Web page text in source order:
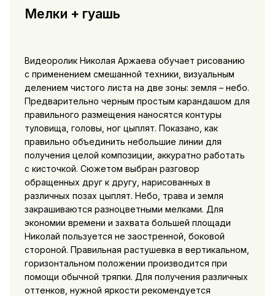
Мелки + гуашь
Видеоролик Николая Аржаева обучает рисованию
с применением смешанной техники, визуальным
делением чистого листа на две зоны: земля – небо.
Предварительно черным простым карандашом для
правильного размещения наносятся контуры
туловища, головы, ног цыплят. Показано, как
правильно объединить небольшие линии для
получения целой композиции, аккуратно работать
с кисточкой. Сюжетом выбран разговор
обращенных друг к другу, нарисованных в
различных позах цыплят. Небо, трава и земля
закрашиваются разноцветными мелками. Для
экономии времени и захвата большей площади
Николай пользуется не заостренной, боковой
стороной. Правильная растушевка в вертикальном,
горизонтальном положении производится при
помощи обычной тряпки. Для получения различных
оттенков, нужной яркости рекомендуется